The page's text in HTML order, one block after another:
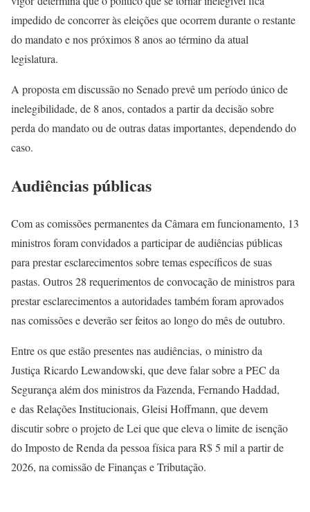
impedido de concorrer às eleições que ocorrem durante o restante
do mandato e nos próximos 8 anos ao término da atual
legislatura.
A proposta em discussão no Senado prevê um período único de
inelegibilidade, de 8 anos, contados a partir da decisão sobre
perda do mandato ou de outras datas importantes, dependendo do
caso.
Audiências públicas
Com as comissões permanentes da Câmara em funcionamento, 13
ministros foram convidados a participar de audiências públicas
para prestar esclarecimentos sobre temas específicos de suas
pastas. Outros 28 requerimentos de convocação de ministros para
prestar esclarecimentos a autoridades também foram aprovados
nas comissões e deverão ser feitos ao longo do mês de outubro.
Entre os que estão presentes nas audiências, o ministro da
Justiça Ricardo Lewandowski, que deve falar sobre a PEC da
Segurança além dos ministros da Fazenda, Fernando Haddad,
e das Relações Institucionais, Gleisi Hoffmann, que devem
discutir sobre o projeto de Lei que que eleva o limite de isenção
do Imposto de Renda da pessoa física para R$ 5 mil a partir de
2026, na comissão de Finanças e Tributação.